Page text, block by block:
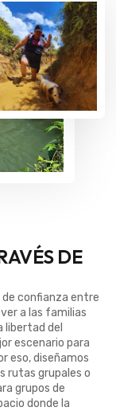
DE
confianza entre
a las familias
del
escenario para
eso, diseñamos
rutas grupales o
grupos de
donde la